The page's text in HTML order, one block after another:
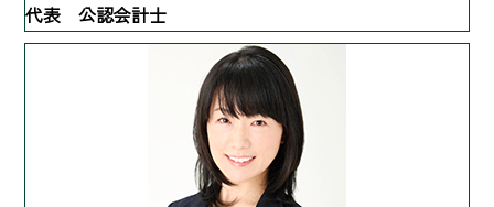
代表 公認会計士